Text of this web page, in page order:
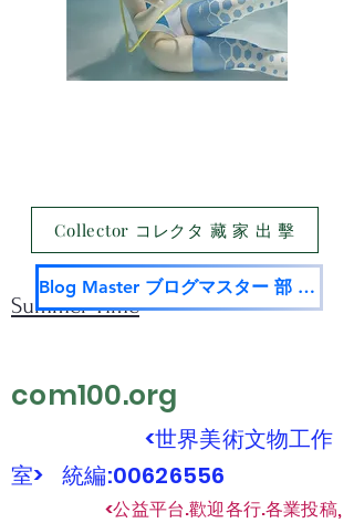
Summer Time
com100.org
<世界美術文物工作
室> 統編:00626556
<公益平台.歡迎各行.各業投稿,
Collector コレクタ 藏 家 出 擊
Blog Master ブログマスター 部 落 名 家